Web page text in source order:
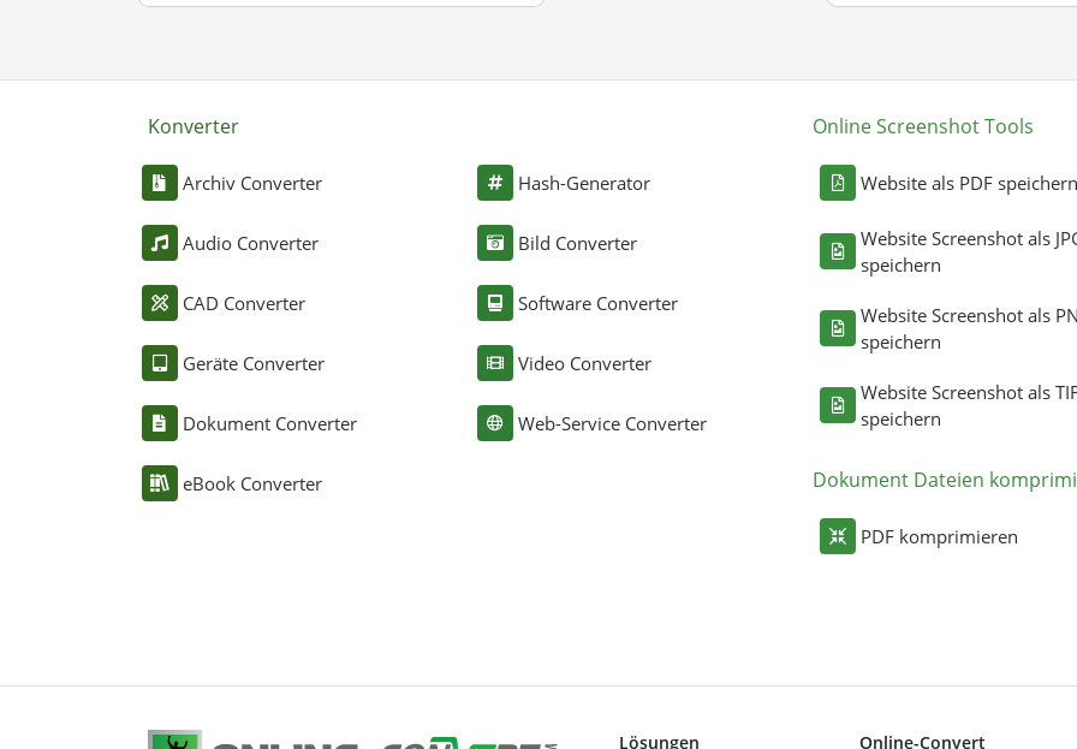
Konverter
Archiv Converter
Audio Converter
CAD Converter
Geräte Converter
Dokument Converter
eBook Converter
Hash-Generator
Bild Converter
Software Converter
Video Converter
Web-Service Converter
Online Screenshot Tools
Website als PDF speichern
Website Screenshot als
speichern
Website Screenshot als
speichern
Website Screenshot als
speichern
Dokument Dateien
PDF komprimieren
Lösungen Online-Convert